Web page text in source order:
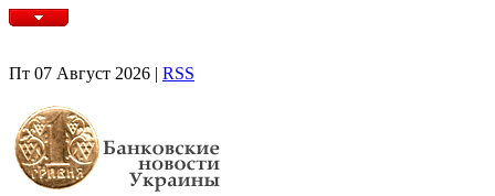
Пт 07 Август 2026 | RSS